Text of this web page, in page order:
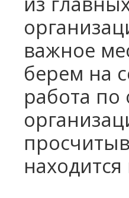
Школьные каникулы в
5 дней
Школьные каникулы в
7 дней
важное
берем на
работа